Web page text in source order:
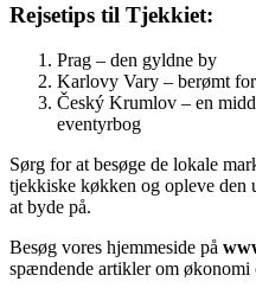
Rejsetips til Tjekkiet:
Prag – den gyldne by
Karlovy Vary – berømt
Český Krumlov – en
eventyrbog
Sørg for at besøge de lokale
tjekkiske køkken og opleve
at byde på.
Besøg vores hjemmeside på
spændende artikler om økonomi